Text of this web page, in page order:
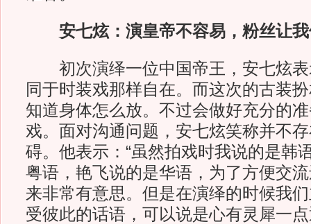
安七炫：演皇帝不容易，粉丝让我
初次演绎一位中国帝王，安七炫表
同于时装戏那样自在。而这次的古装
知道身体怎么放。不过会做好充分的
戏。面对沟通问题，安七炫笑称并不
碍。他表示：“虽然拍戏时我说的是韩
粤语，艳飞说的是华语，为了方便交
来非常有意思。但是在演绎的时候我
受彼此的话语，可以说是心有灵犀一